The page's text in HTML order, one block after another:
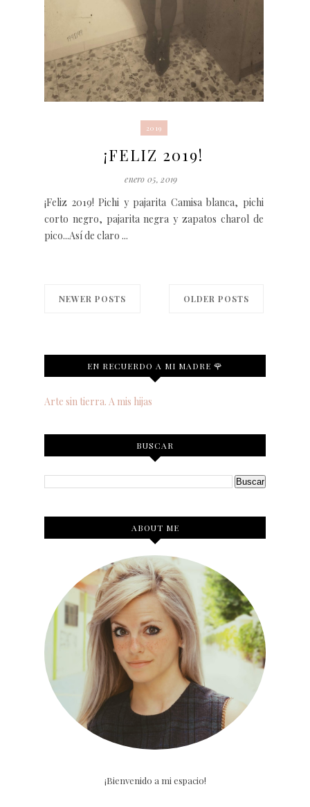
2019
¡FELIZ 2019!
enero 05, 2019
¡Feliz 2019! Pichi y pajarita Camisa blanca, pichi
corto negro, pajarita negra y zapatos charol de
pico...Así de claro ...
NEWER POSTS OLDER POSTS
EN RECUERDO A MI MADRE 🌹
Arte sin tierra. A mis hijas
BUSCAR
ABOUT ME
¡Bienvenido a mi espacio!